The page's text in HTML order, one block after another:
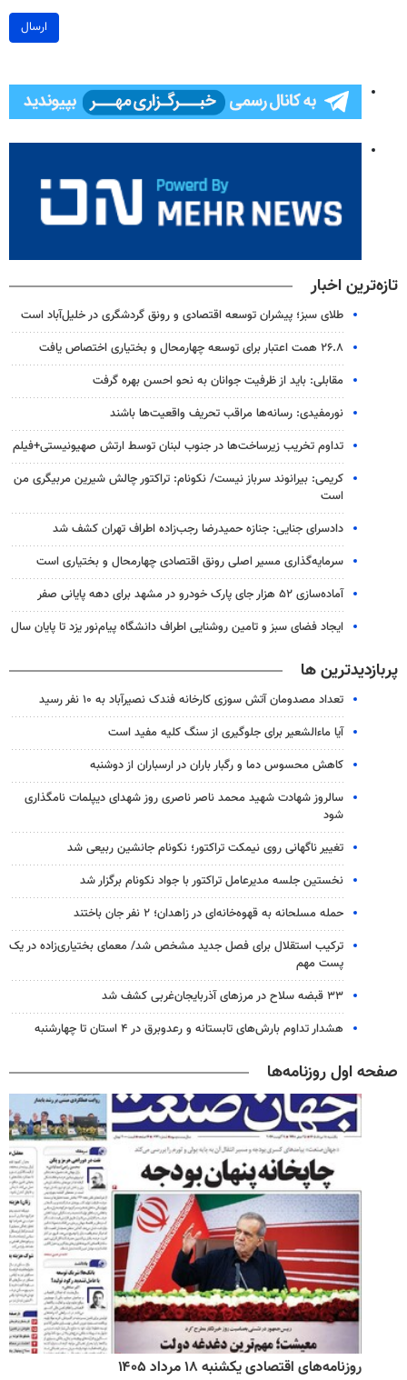
ارسال
تازه‌ترین اخبار
طلای سبز؛ پیشران توسعه اقتصادی و رونق گردشگری در خلیل‌آباد است
۲۶.۸ همت اعتبار برای توسعه چهارمحال و بختیاری اختصاص یافت
مقابلی: باید از ظرفیت جوانان به نحو احسن بهره گرفت
نورمفیدی: رسانه‌ها مراقب تحریف واقعیت‌ها باشند
تداوم تخریب زیرساخت‌ها در جنوب لبنان توسط ارتش صهیونیستی+فیلم
کریمی: بیرانوند سرباز نیست/ نکونام: تراکتور چالش شیرین مربیگری من
است
دادسرای جنایی: جنازه حمیدرضا رجب‌زاده اطراف تهران کشف شد
سرمایه‌گذاری مسیر اصلی رونق اقتصادی چهارمحال و بختیاری است
آماده‌سازی ۵۲ هزار جای پارک خودرو در مشهد برای دهه پایانی صفر
ایجاد فضای سبز و تامین روشنایی اطراف دانشگاه پیام‌نور یزد تا پایان سال
پربازدیدترین ها
تعداد مصدومان آتش سوزی کارخانه فندک نصیرآباد به ۱۰ نفر رسید
آیا ماءالشعیر برای جلوگیری از سنگ کلیه مفید است
کاهش محسوس دما و رگبار باران در ارسباران از دوشنبه
سالروز شهادت شهید محمد ناصر ناصری روز شهدای دیپلمات نامگذاری
شود
تغییر ناگهانی روی نیمکت تراکتور؛ نکونام جانشین ربیعی شد
نخستین جلسه مدیرعامل تراکتور با جواد نکونام برگزار شد
حمله مسلحانه به قهوه‌خانه‌ای در زاهدان؛ ۲ نفر جان باختند
ترکیب استقلال برای فصل جدید مشخص شد/ معمای بختیاری‌زاده در یک
پست مهم
۳۳ قبضه سلاح در مرزهای آذربایجان‌غربی کشف شد
هشدار تداوم بارش‌های تابستانه و رعدوبرق در ۴ استان تا چهارشنبه
صفحه اول روزنامه‌ها
روزنامه‌های اقتصادی یکشنبه ۱۸ مرداد ۱۴۰۵